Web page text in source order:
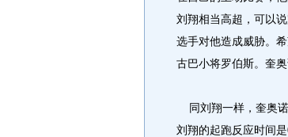
刘翔相当高超，可以
选手对他造成威胁。
古巴小将罗伯斯。奎奥
同刘翔一样，奎奥诺
刘翔的起跑反应时间是